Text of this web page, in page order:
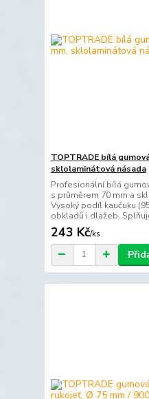
TOPTRADE bílá
sklolaminátová násada
Profesionální bílá
s průměrem 70 mm a
Vysoký podíl kaučuku
obkladů i dlažeb.
243 Kč/ks